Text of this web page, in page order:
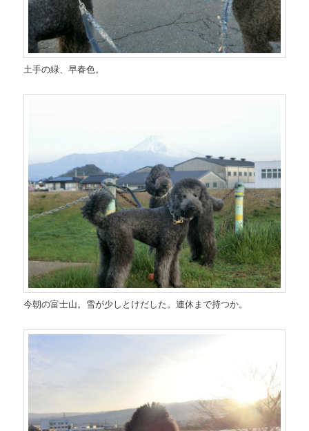
土手の緑、早春色。
今朝の富士山。雪が少しとけだした。連休まで持つか。